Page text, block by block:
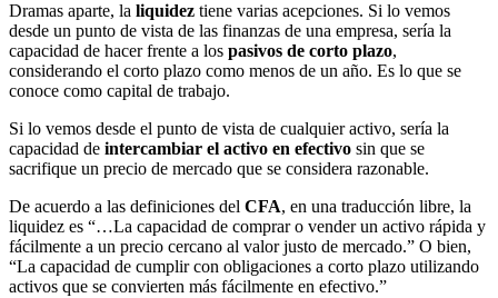
Dramas aparte, la liquidez tiene varias acepciones. Si lo vemos
desde un punto de vista de las finanzas de una empresa, sería la
capacidad de hacer frente a los pasivos de corto plazo,
considerando el corto plazo como menos de un año. Es lo que se
conoce como capital de trabajo.
Si lo vemos desde el punto de vista de cualquier activo, sería la
capacidad de intercambiar el activo en efectivo sin que se
sacrifique un precio de mercado que se considera razonable.
De acuerdo a las definiciones del CFA, en una traducción libre, la
liquidez es “…La capacidad de comprar o vender un activo rápida y
fácilmente a un precio cercano al valor justo de mercado.” O bien,
“La capacidad de cumplir con obligaciones a corto plazo utilizando
activos que se convierten más fácilmente en efectivo.”